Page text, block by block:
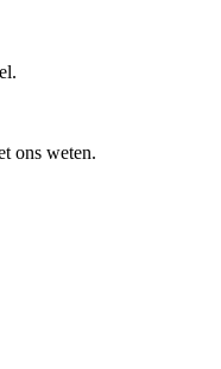
ons weten.